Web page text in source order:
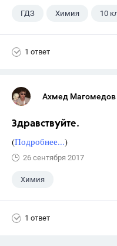
ГДЗ Химия 10
1 ответ
Ахмед Магомедов
Здравствуйте.
(Подробнее...)
26 сентября 2017
Химия
1 ответ